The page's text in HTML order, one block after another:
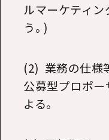
ルマーケティン
う。)
(2) 業務の仕様
公募型プロポ
よる。